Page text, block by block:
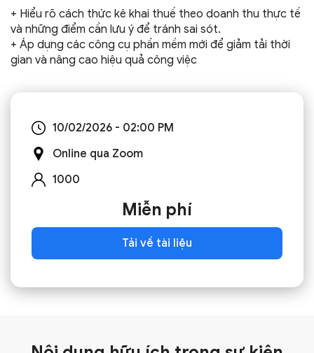
+ Hiểu rõ cách thức kê khai thuế theo doanh thu thực tế
và những điểm cần lưu ý để tránh sai sót.
+ Áp dụng các công cụ phần mềm mới để giảm tải thời
gian và nâng cao hiệu quả công việc
10/02/2026 - 02:00 PM
Online qua Zoom
1000
Miễn phí
Tải về tài liệu